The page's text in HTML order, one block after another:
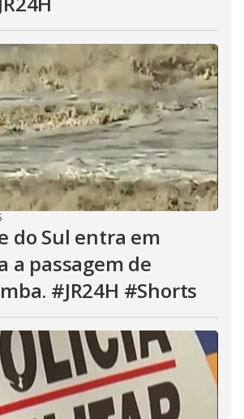
do Sul entra em
a passagem de
#JR24H #Shorts